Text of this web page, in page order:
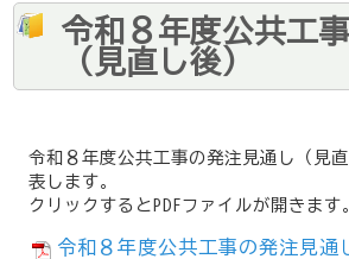
令和８年度公共工
（見直し後）
令和８年度公共工事の発注見通し（見
表します。
クリックするとPDFファイルが開きます
令和８年度公共工事の発注見通